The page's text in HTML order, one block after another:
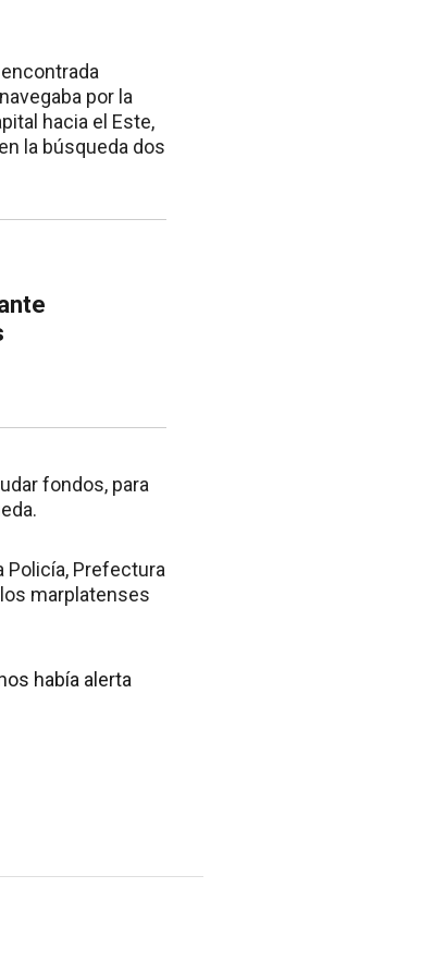
por la
hacia el Este,
la búsqueda dos
fondos, para
Policía, Prefectura
marplatenses
había alerta